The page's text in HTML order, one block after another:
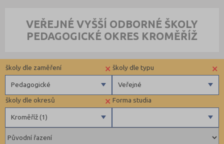
PŘÍPRAVA NA PŘIJÍMAČKY
KALENDÁŘ AKCÍ
DALŠÍ DRUHY ŠKOL
VEŘEJNÉ VYŠŠÍ ODBORNÉ ŠKOLY
PEDAGOGICKÉ OKRES KROMĚŘÍŽ
Forma studia
×
Kroměříž (1)
školy dle okresů
Děčín (1)
×
Veřejné
školy dle typu
Veřejné
×
Pedagogické
školy dle zaměření
Zdravotnické
Ekonomické
Pedagogické